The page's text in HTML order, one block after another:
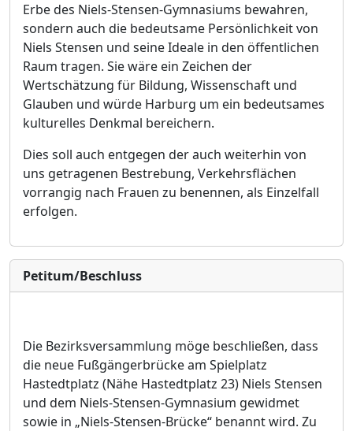
Erbe des Niels-Stensen-Gymnasiums bewahren,
sondern auch die bedeutsame Persönlichkeit von
Niels Stensen und seine Ideale in den öffentlichen
Raum tragen. Sie wäre ein Zeichen der
Wertschätzung für Bildung, Wissenschaft und
Glauben und würde Harburg um ein bedeutsames
kulturelles Denkmal bereichern.
Dies soll auch entgegen der auch weiterhin von
uns getragenen Bestrebung, Verkehrsflächen
vorrangig nach Frauen zu benennen, als Einzelfall
erfolgen.
Petitum/Beschluss
Die Bezirksversammlung möge beschließen, dass
die neue Fußgängerbrücke am Spielplatz
Hastedtplatz (Nähe Hastedtplatz 23) Niels Stensen
und dem Niels-Stensen-Gymnasium gewidmet
sowie in „Niels-Stensen-Brücke“ benannt wird. Zu